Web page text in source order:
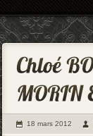
18 mars 2012